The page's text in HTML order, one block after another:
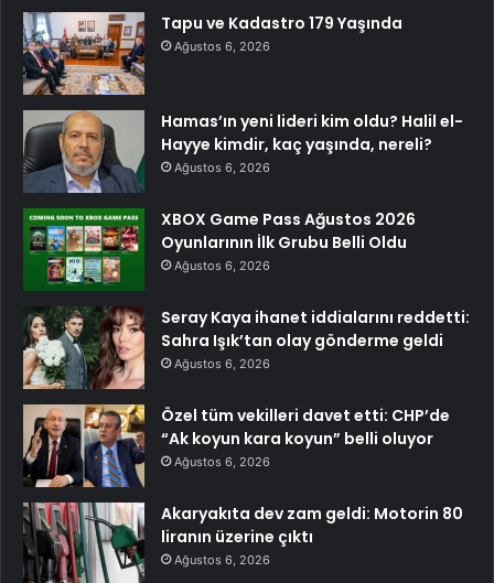
Tapu ve Kadastro 179 Yaşında
Ağustos 6, 2026
Hamas’ın yeni lideri kim oldu? Halil el-
Hayye kimdir, kaç yaşında, nereli?
Ağustos 6, 2026
XBOX Game Pass Ağustos 2026
Oyunlarının İlk Grubu Belli Oldu
Ağustos 6, 2026
Seray Kaya ihanet iddialarını reddetti:
Sahra Işık’tan olay gönderme geldi
Ağustos 6, 2026
Özel tüm vekilleri davet etti: CHP’de
“Ak koyun kara koyun” belli oluyor
Ağustos 6, 2026
Akaryakıta dev zam geldi: Motorin 80
liranın üzerine çıktı
Ağustos 6, 2026